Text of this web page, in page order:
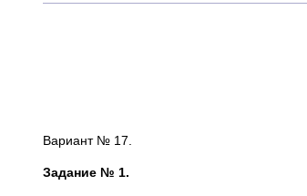
Вариант № 17.
Задание № 1.